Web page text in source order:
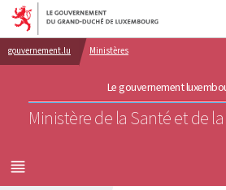
Aller au menu
Aller au contenu
gouvernement.lu Ministères
Le gouvernement
Ministère de la Santé et de
MENU
PRINCIPAL